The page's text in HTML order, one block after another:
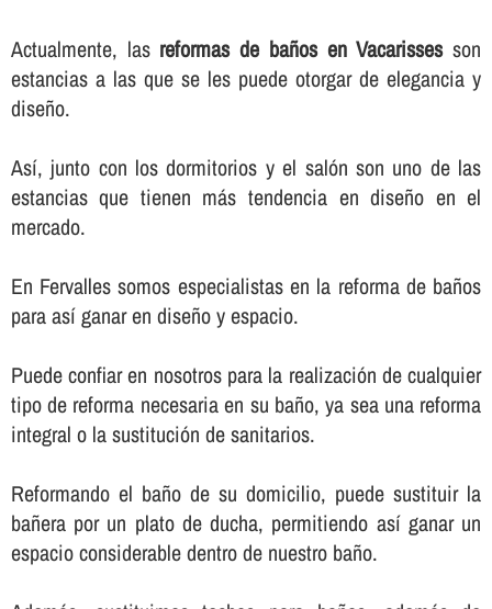
Actualmente, las reformas de baños en Vacarissesson
estancias a las que se les puede otorgar de elegancia y
diseño.
Así­, junto con los dormitorios y el salón son uno de las
estancias que tienen más tendencia en diseño en el
mercado.
En Fervalles somos especialistas en la reforma de baños
para así­ ganar en diseño y espacio.
Puede confiar en nosotros para la realización de cualquier
tipo de reforma necesaria en su baño, ya sea una reforma
integral o la sustitución de sanitarios.
Reformando el baño de su domicilio, puede sustituir la
bañera por un plato de ducha, permitiendo así­ ganar un
espacio considerable dentro de nuestro baño.